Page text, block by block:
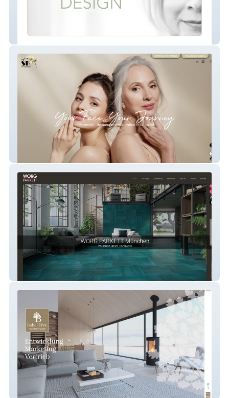
w.design
SK Kosmetik
WORG PARKETT
Babel Tree Immobilien